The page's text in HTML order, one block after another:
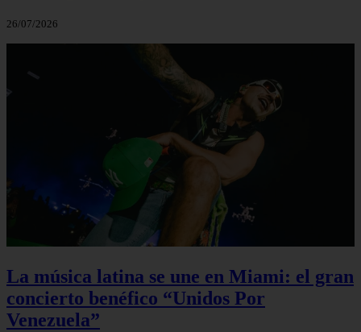
26/07/2026
La música latina se une en Miami: el gran
concierto benéfico “Unidos Por
Venezuela”